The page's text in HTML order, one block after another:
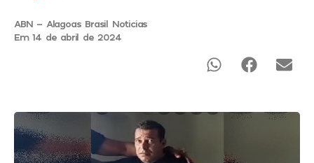
ABN - Alagoas Brasil Noticias
Em 14 de abril de 2024